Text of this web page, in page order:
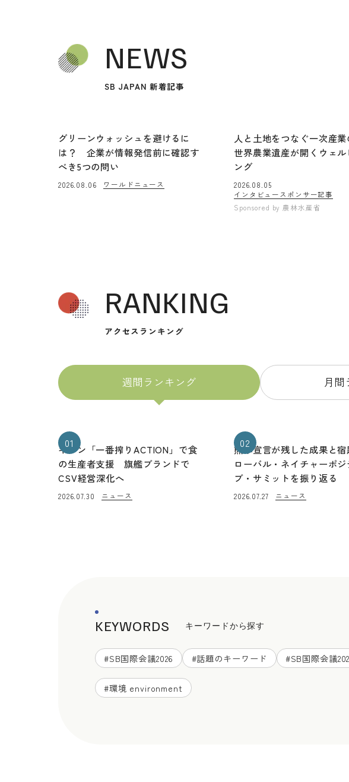
NEWS
SB JAPAN 新着記事
グリーンウォッシュを避けるに
は？ 企業が情報発信前に確認す
べき5つの問い
2026.08.06 ワールドニュース
人と土地をつなぐ一次産
世界農業遺産が開くウェル
ング
2026.08.05
インタビュースポンサー記事
Sponsored by 農林水産省
RANKING
アクセスランキング
週間ランキング 月間
01
キリン「一番搾りACTION」で食
の生産者支援 旗艦ブランドで
CSV経営深化へ
2026.07.30 ニュース
02
熊本宣言が残した成果と
ローバル・ネイチャーポジ
ブ・サミットを振り返る
2026.07.27 ニュース
KEYWORDS キーワードから探す
#SB国際会議2026 #話題のキーワード #SB国際会議
#環境 environment